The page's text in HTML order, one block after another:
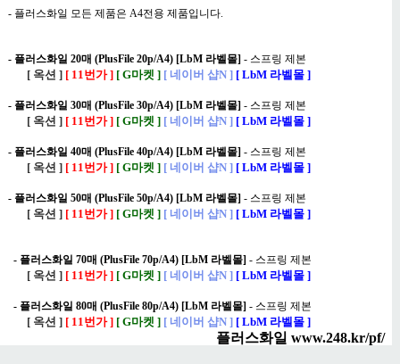
- 플러스화일 모든 제품은 A4전용 제품입니다.
- 플러스화일 20매 (PlusFile 20p/A4) [LbM 라벨몰] - 스프링 제본
[ 옥션 ] [ 11번가 ] [ G마켓 ] [ 네이버 샵N ] [ LbM 라벨몰 ]
- 플러스화일 30매 (PlusFile 30p/A4) [LbM 라벨몰] - 스프링 제본
[ 옥션 ] [ 11번가 ] [ G마켓 ] [ 네이버 샵N ] [ LbM 라벨몰 ]
- 플러스화일 40매 (PlusFile 40p/A4) [LbM 라벨몰] - 스프링 제본
[ 옥션 ] [ 11번가 ] [ G마켓 ] [ 네이버 샵N ] [ LbM 라벨몰 ]
- 플러스화일 50매 (PlusFile 50p/A4) [LbM 라벨몰] - 스프링 제본
[ 옥션 ] [ 11번가 ] [ G마켓 ] [ 네이버 샵N ] [ LbM 라벨몰 ]
- 플러스화일 70매 (PlusFile 70p/A4) [LbM 라벨몰] - 스프링 제본
[ 옥션 ] [ 11번가 ] [ G마켓 ] [ 네이버 샵N ] [ LbM 라벨몰 ]
- 플러스화일 80매 (PlusFile 80p/A4) [LbM 라벨몰] - 스프링 제본
[ 옥션 ] [ 11번가 ] [ G마켓 ] [ 네이버 샵N ] [ LbM 라벨몰 ]
플러스화일 www.248.kr/pf/